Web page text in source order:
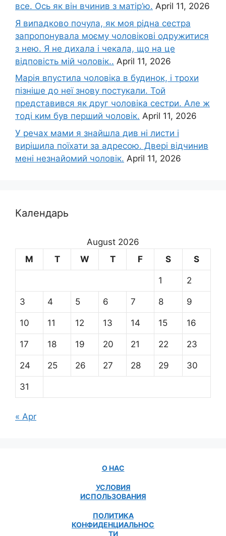
все. Ось як він вчинив з матір’ю. April 11, 2026
Я випадково почула, як моя рідна сестра
запропонувала моєму чоловікові одружитися
з нею. Я не дихала і чекала, що на це
відповість мій чоловік.. April 11, 2026
Марія впустила чоловіка в будинок, і трохи
пізніше до неї знову постукали. Той
представився як друг чоловіка сестри. Але ж
тоді ким був перший чоловік. April 11, 2026
У речах мами я знайшла див ні листи і
вирішила поїхати за адресою. Двері відчинив
мені незнайомий чоловік. April 11, 2026
Календарь
August 2026
M
T W T F S S
1 2
3 4 5 6 7 8 9
10 11 12 13 14 15 16
17 18 19 20 21 22 23
24 25 26 27 28 29 30
31
« Apr
О НАС
УСЛОВИЯ
ИСПОЛЬЗОВАНИЯ
ПОЛИТИКА
КОНФИДЕНЦИАЛЬНОС
ТИ